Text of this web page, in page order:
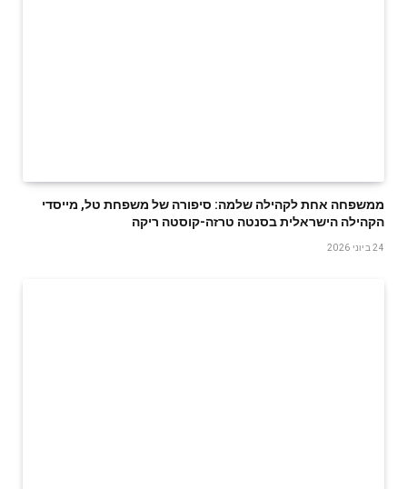
ממשפחה אחת לקהילה שלמה: סיפורה של משפחת טל, מייסדי
הקהילה הישראלית בסנטה טרזה-קוסטה ריקה
24 ביוני 2026